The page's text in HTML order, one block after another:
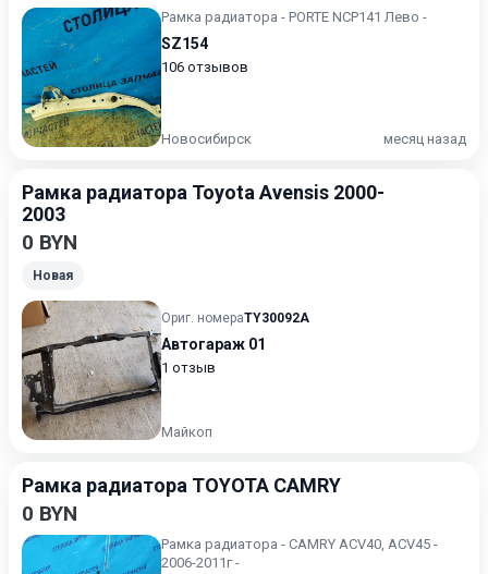
Рамка радиатора - PORTE NCP141 Лево -
SZ154
106 отзывов
Новосибирск месяц назад
Рамка радиатора Toyota Avensis 2000-
2003
0 BYN
Новая
Ориг. номераTY30092A
Автогараж 01
1 отзыв
Майкоп
Рамка радиатора TOYOTA CAMRY
0 BYN
Рамка радиатора - CAMRY ACV40, ACV45 -
2006-2011г -